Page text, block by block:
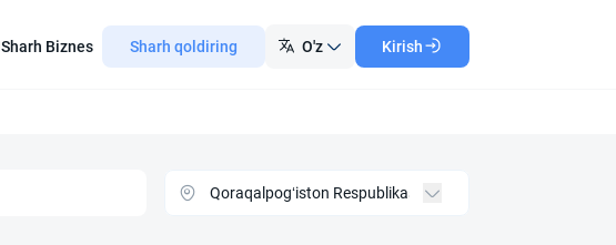
Sharh Biznes Sharh qoldiring O'z Kirish